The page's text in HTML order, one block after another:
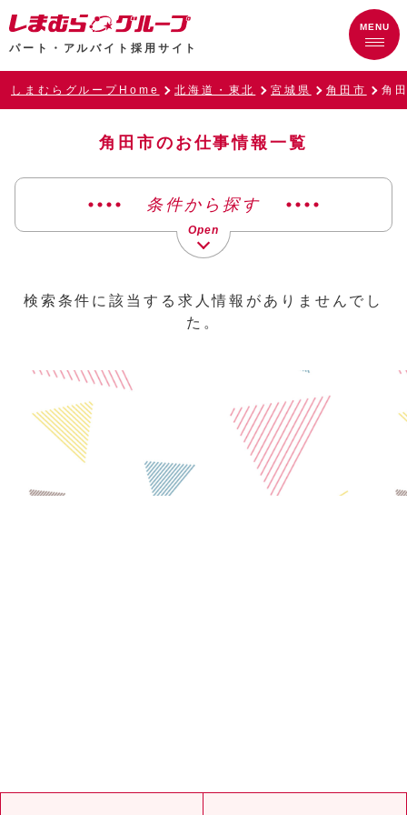
パート・アルバイト採用サイト
しまむらグループHome 北海道・東北 宮城県 角田市 角
角田市のお仕事情報一覧
条件から探す
検索条件に該当する求人情報がありませんでし
た。